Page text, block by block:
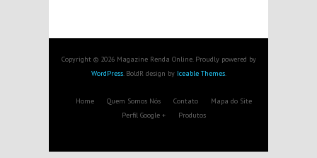
Copyright © 2026 Magazine Renda Online. Proudly powered by
WordPress. BoldR design by Iceable Themes.
Home Quem Somos Nós Contato
Mapa do Site
Perfil Google +
Produtos